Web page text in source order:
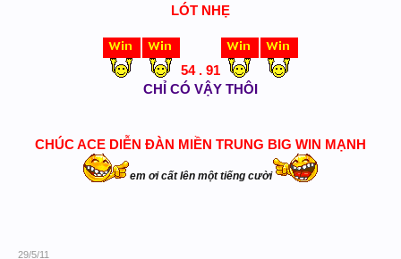
LÓT NHẸ
54 . 91
CHỈ CÓ VẬY THÔI
CHÚC ACE DIỄN ĐÀN MIỀN TRUNG BIG WIN MẠNH
em ơi cất lên một tiếng cười
29/5/11